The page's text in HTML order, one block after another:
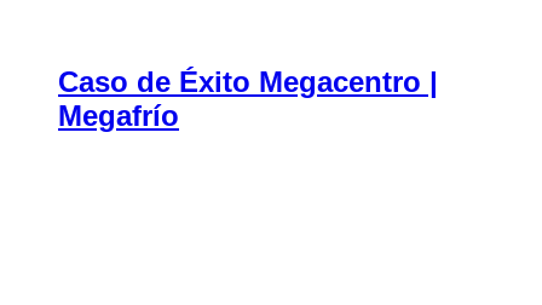
Caso de Éxito Megacentro |
Megafrío